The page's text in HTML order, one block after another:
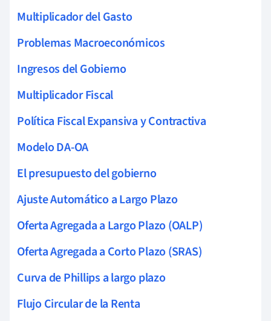
Multiplicador del Gasto
Problemas Macroeconómicos
Ingresos del Gobierno
Multiplicador Fiscal
Política Fiscal Expansiva y Contractiva
Modelo DA-OA
El presupuesto del gobierno
Ajuste Automático a Largo Plazo
Oferta Agregada a Largo Plazo (OALP)
Oferta Agregada a Corto Plazo (SRAS)
Curva de Phillips a largo plazo
Flujo Circular de la Renta